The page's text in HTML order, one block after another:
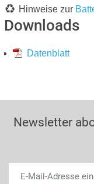
Hinweise zur
Downloads
Datenblatt
Newsletter